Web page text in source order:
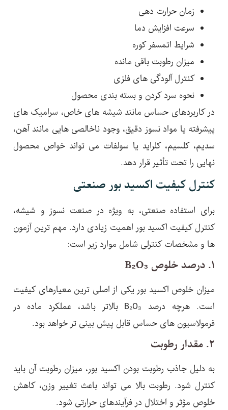
زمان حرارت دهی
سرعت افزایش دما
شرایط اتمسفر کوره
میزان رطوبت باقی مانده
کنترل آلودگی های فلزی
نحوه سرد کردن و بسته بندی محصول
در کاربردهای حساس مانند شیشه های خاص، سرامیک های
پیشرفته یا مواد نسوز دقیق، وجود ناخالصی هایی مانند آهن،
سدیم، کلسیم، کلراید یا سولفات می تواند خواص محصول
نهایی را تحت تأثیر قرار دهد.
کنترل کیفیت اکسید بور صنعتی
برای استفاده صنعتی، به ویژه در صنعت نسوز و شیشه،
کنترل کیفیت اکسید بور اهمیت زیادی دارد. مهم ترین آزمون
ها و مشخصات کنترلی شامل موارد زیر است:
میزان خلوص اکسید بور یکی از اصلی ترین معیارهای کیفیت
است. هرچه درصد B₂O₃ بالاتر باشد، عملکرد ماده در
فرمولاسیون های حساس قابل پیش بینی تر خواهد بود.
به دلیل جاذب رطوبت بودن اکسید بور، میزان رطوبت آن باید
کنترل شود. رطوبت بالا می تواند باعث تغییر وزن، کاهش
خلوص مؤثر و اختلال در فرآیندهای حرارتی شود.